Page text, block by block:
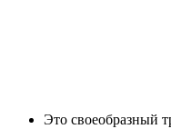
Это своеобразный